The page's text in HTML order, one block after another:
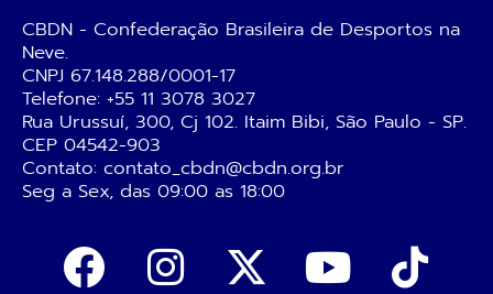
CBDN - Confederação Brasileira de Desportos na
Neve.
CNPJ 67.148.288/0001-17
Telefone: +55 11 3078 3027
Rua Urussuí, 300, Cj 102. Itaim Bibi, São Paulo - SP.
CEP 04542-903
Contato: contato_cbdn@cbdn.org.br
Seg a Sex, das 09:00 as 18:00